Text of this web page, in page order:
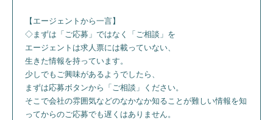
【エージェントから一言】
◇まずは「ご応募」ではなく「ご相談」を
エージェントは求人票には載っていない、
生きた情報を持っています。
少しでもご興味があるようでしたら、
まずは応募ボタンから「ご相談」ください。
そこで会社の雰囲気などのなかなか知ることが難しい情報を知
ってからのご応募でも遅くはありません。